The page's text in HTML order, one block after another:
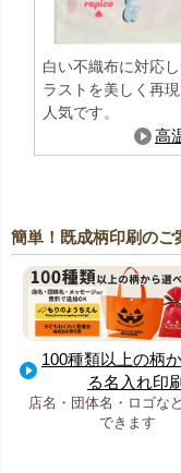
白い不織布に対応
ラストを美しく再
人気です。
高
簡単！既成柄印刷のご
100種類以上の柄
る名入れ印刷
店名・団体名・ロゴな
できます